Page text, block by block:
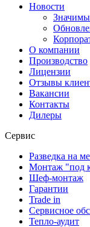
Новости
О компании
Производство
Лицензии
Отзывы
Вакансии
Контакты
Дилеры
Сервис
Разведка на
Монтаж "под
Шеф-монтаж
Гарантии
Trade in
Сервисное
Тепло-аудит